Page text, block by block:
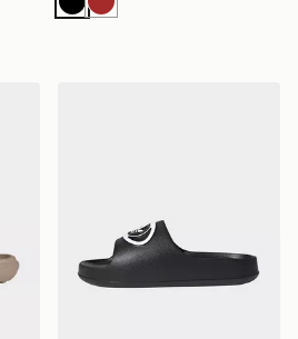
NeroMarrone